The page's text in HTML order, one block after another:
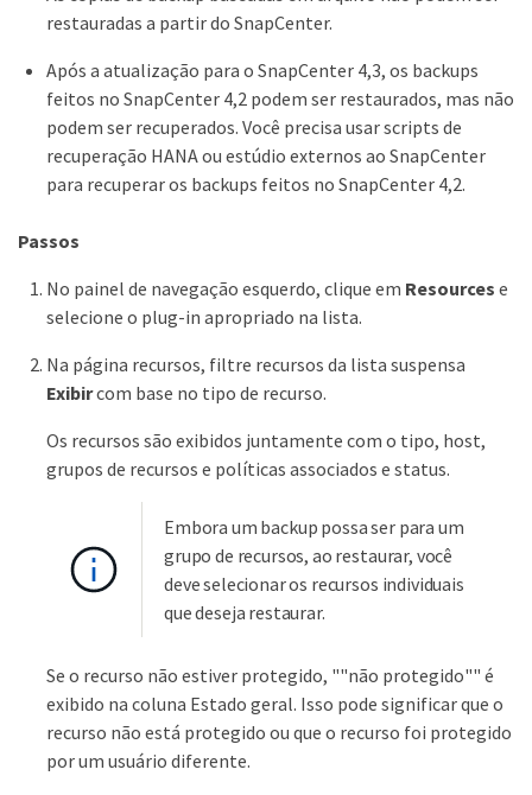
restauradas a partir do SnapCenter.
Após a atualização para o SnapCenter 4,3, os backups
feitos no SnapCenter 4,2 podem ser restaurados, mas não
podem ser recuperados. Você precisa usar scripts de
recuperação HANA ou estúdio externos ao SnapCenter
para recuperar os backups feitos no SnapCenter 4,2.
Passos
No painel de navegação esquerdo, clique em Resources e
selecione o plug-in apropriado na lista.
Na página recursos, filtre recursos da lista suspensa
Exibircom base no tipo de recurso.
Os recursos são exibidos juntamente com o tipo, host,
grupos de recursos e políticas associados e status.
Embora um backup possa ser para um
grupo de recursos, ao restaurar, você
deve selecionar os recursos individuais
que deseja restaurar.
Se o recurso não estiver protegido, ""não protegido"" é
exibido na coluna Estado geral. Isso pode significar que o
recurso não está protegido ou que o recurso foi protegido
por um usuário diferente.